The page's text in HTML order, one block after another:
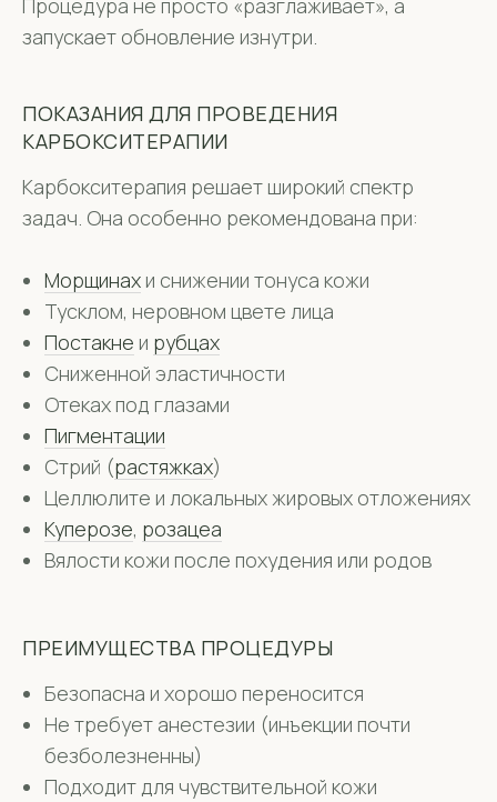
Процедура не просто «разглаживает», а
запускает обновление изнутри.
ПОКАЗАНИЯ ДЛЯ ПРОВЕДЕНИЯ
КАРБОКСИТЕРАПИИ
Карбокситерапия решает широкий спектр
задач. Она особенно рекомендована при:
Морщинах и снижении тонуса кожи
Тусклом, неровном цвете лица
Постакне и рубцах
Сниженной эластичности
Отеках под глазами
Пигментации
Стрий (растяжках)
Целлюлите и локальных жировых отложениях
Куперозе, розацеа
Вялости кожи после похудения или родов
ПРЕИМУЩЕСТВА ПРОЦЕДУРЫ
Безопасна и хорошо переносится
Не требует анестезии (инъекции почти
безболезненны)
Подходит для чувствительной кожи